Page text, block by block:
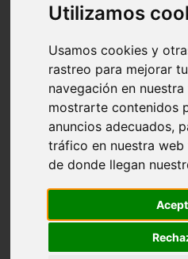
Utilizamos
Usamos cookies y
rastreo para mejorar
navegación en
mostrarte contenidos
anuncios adecuados,
tráfico en nuestra
de donde llegan
tag
venezuela
vocabulario de cocina
Madrid - pozuelo-de-alarcón
Teruel - sarrión
Cádiz - algodonales
Illes-balears - inca
Madrid - madrid
Málaga - torremolinos
Asturias - oviedo
Cádiz - el-puerto-de-santa-
Toledo - illescas
Málaga - marbella
Barcelona - barcelona